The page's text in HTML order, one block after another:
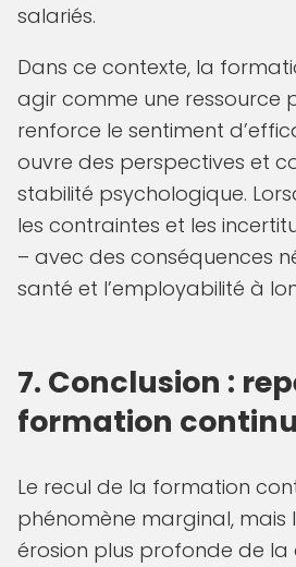
salariés.
Dans ce contexte, la
agir comme une ressource
renforce le sentiment
ouvre des perspectives et
stabilité psychologique.
les contraintes et les
– avec des conséquences
santé et l’employabilité à
7. Conclusion :
formation
Le recul de la formation
phénomène marginal, mais
érosion plus profonde de la